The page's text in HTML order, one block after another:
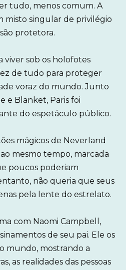
tudo, menos comum. A
misto singular de privilégio
protetora.
viver sob os holofotes
de tudo para proteger
voraz do mundo. Junto
e Blanket, Paris foi
do espetáculo público.
mágicos de Neverland
mesmo tempo, marcada
poucos poderiam
não queria que seus
pela lente do estrelato.
com Naomi Campbell,
de seu pai. Ele os
mundo, mostrando a
as realidades das pessoas